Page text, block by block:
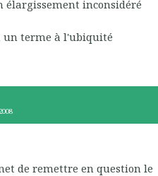
élargissement inconsidéré
terme à l'ubiquité
de remettre en question le